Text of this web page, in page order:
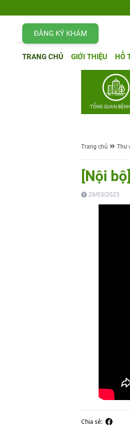
ĐĂNG KÝ KHÁM
TRANG CHỦ GIỚI THIỆU HỖ
TỔNG QUAN
Trang chủ Thư
[Nội
29/03/2023
Chia sẻ: